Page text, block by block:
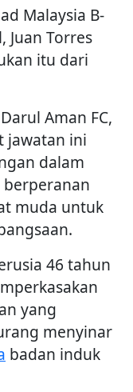
Malaysia B-
Juan Torres
itu dari
Aman FC,
jawatan ini
dalam
berperanan
muda untuk
46 tahun
yang
menyinar
badan induk